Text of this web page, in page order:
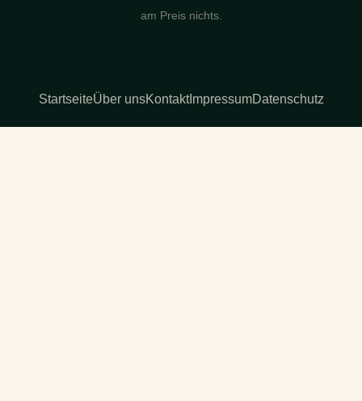
am Preis nichts.
StartseiteÜber unsKontaktImpressumDatenschutz